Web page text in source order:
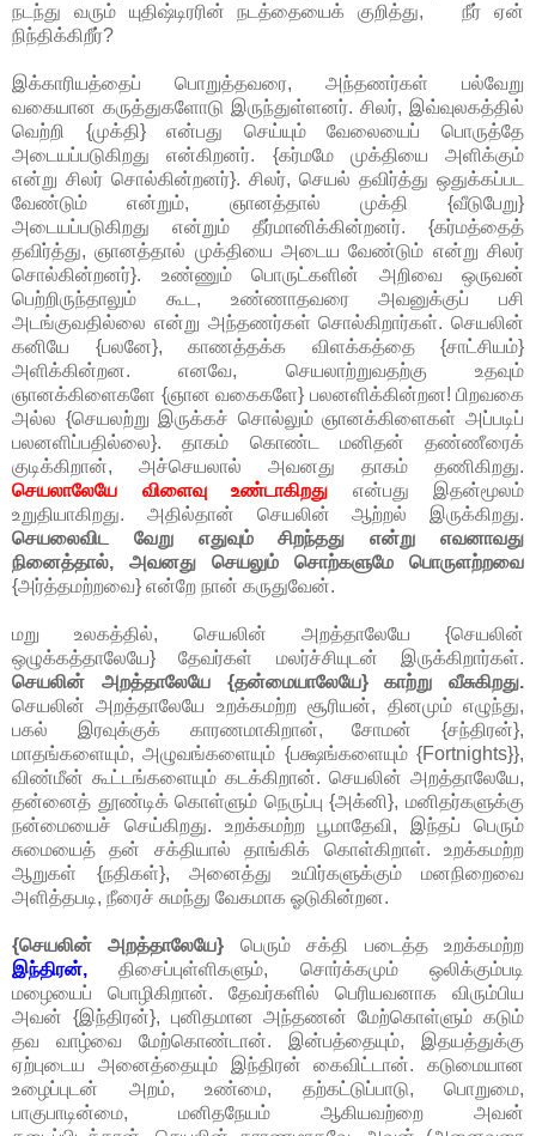
நடந்து வரும் யுதிஷ்டிரரின் நடத்தையைக் குறித்து, நீர் ஏன்
நிந்திக்கிறீர்?
இக்காரியத்தைப் பொறுத்தவரை, அந்தணர்கள் பல்வேறு
வகையான கருத்துகளோடு இருந்துள்ளனர். சிலர், இவ்வுலகத்தில்
வெற்றி {முக்தி} என்பது செய்யும் வேலையைப் பொருத்தே
அடையப்படுகிறது என்கிறனர். {கர்மமே முக்தியை அளிக்கும்
என்று சிலர் சொல்கின்றனர்}. சிலர், செயல் தவிர்த்து ஒதுக்கப்பட
வேண்டும் என்றும், ஞானத்தால் முக்தி {வீடுபேறு}
அடையப்படுகிறது என்றும் தீர்மானிக்கின்றனர். {கர்மத்தைத்
தவிர்த்து, ஞானத்தால் முக்தியை அடைய வேண்டும் என்று சிலர்
சொல்கின்றனர்}. உண்ணும் பொருட்களின் அறிவை ஒருவன்
பெற்றிருந்தாலும் கூட, உண்ணாதவரை அவனுக்குப் பசி
அடங்குவதில்லை என்று அந்தணர்கள் சொல்கிறார்கள். செயலின்
கனியே {பலனே}, காணத்தக்க விளக்கத்தை {சாட்சியம்}
அளிக்கின்றன. எனவே, செயலாற்றுவதற்கு உதவும்
ஞானக்கிளைகளே {ஞான வகைகளே} பலனளிக்கின்றன! பிறவகை
அல்ல {செயலற்று இருக்கச் சொல்லும் ஞானக்கிளைகள் அப்படிப்
பலனளிப்பதில்லை}. தாகம் கொண்ட மனிதன் தண்ணீரைக்
குடிக்கிறான், அச்செயலால் அவனது தாகம் தணிகிறது.
செயலாலேயே விளைவு உண்டாகிறது என்பது இதன்மூலம்
உறுதியாகிறது. அதில்தான் செயலின் ஆற்றல் இருக்கிறது.
செயலைவிட வேறு எதுவும் சிறந்தது என்று எவனாவது
நினைத்தால், அவனது செயலும் சொற்களுமே பொருளற்றவை
{அர்த்தமற்றவை} என்றே நான் கருதுவேன்.
மறு உலகத்தில், செயலின் அறத்தாலேயே {செயலின்
ஒழுக்கத்தாலேயே} தேவர்கள் மலர்ச்சியுடன் இருக்கிறார்கள்.
செயலின் அறத்தாலேயே {தன்மையாலேயே} காற்று வீசுகிறது.
செயலின் அறத்தாலேயே உறக்கமற்ற சூரியன், தினமும் எழுந்து,
பகல் இரவுக்குக் காரணமாகிறான், சோமன் {சந்திரன்},
மாதங்களையும், அழுவங்களையும் {பக்ஷங்களையும் {Fortnights}},
விண்மீன் கூட்டங்களையும் கடக்கிறான். செயலின் அறத்தாலேயே,
தன்னைத் தூண்டிக் கொள்ளும் நெருப்பு {அக்னி}, மனிதர்களுக்கு
நன்மையைச் செய்கிறது. உறக்கமற்ற பூமாதேவி, இந்தப் பெரும்
சுமையைத் தன் சக்தியால் தாங்கிக் கொள்கிறாள். உறக்கமற்ற
ஆறுகள் {நதிகள்}, அனைத்து உயிர்களுக்கும் மனநிறைவை
அளித்தபடி, நீரைச் சுமந்து வேகமாக ஓடுகின்றன.
{செயலின் அறத்தாலேயே} பெரும் சக்தி படைத்த உறக்கமற்ற
இந்திரன்,திசைப்புள்ளிகளும், சொர்க்கமும் ஒலிக்கும்படி
மழையைப் பொழிகிறான். தேவர்களில் பெரியவனாக விரும்பிய
அவன் {இந்திரன்}, புனிதமான அந்தணன் மேற்கொள்ளும் கடும்
தவ வாழ்வை மேற்கொண்டான். இன்பத்தையும், இதயத்துக்கு
ஏற்புடைய அனைத்தையும் இந்திரன் கைவிட்டான். கடுமையான
உழைப்புடன் அறம், உண்மை, தற்கட்டுப்பாடு, பொறுமை,
பாகுபாடின்மை, மனிதநேயம் ஆகியவற்றை அவன்